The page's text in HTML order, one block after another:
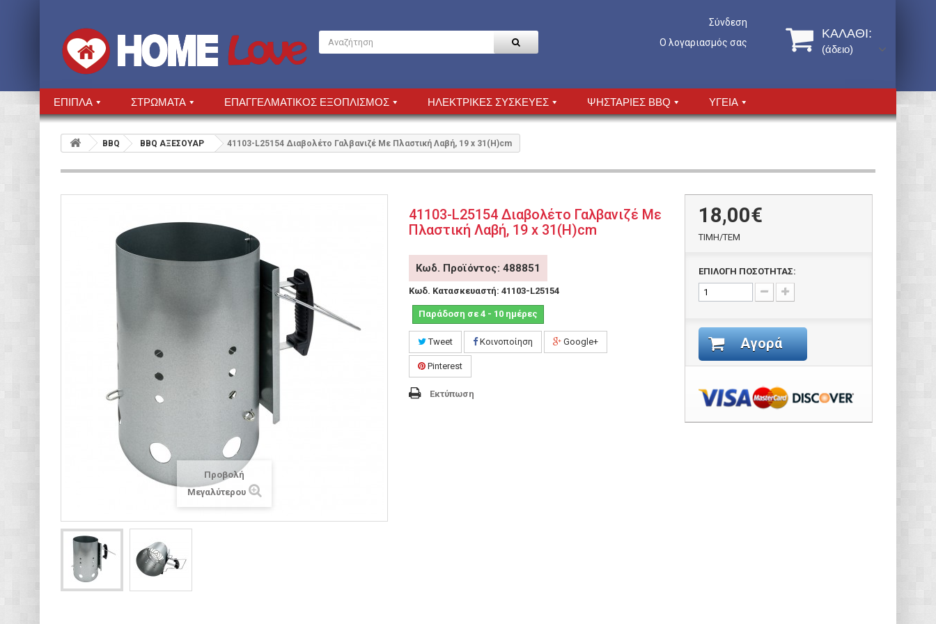
Σύνδεση
Ο λογαριασμός σας
ΚΑΛΆΘΙ:
(άδειο)
ΕΠΙΠΛΑ ΣΤΡΩΜΑΤΑ ΕΠΑΓΓΕΛΜΑΤΙΚΟΣ ΕΞΟΠΛΙΣΜΟΣ ΗΛΕΚΤΡΙΚΕΣ ΣΥΣΚΕΥΕΣ ΨΗΣΤΑΡΙΕΣ BBQ ΥΓΕΙΑ
BBQ BBQ ΑΞΕΣΟΥΑΡ 41103-L25154 Διαβολέτο Γαλβανιζέ Με Πλαστική Λαβή, 19 x 31(H)cm
Προβολή
Μεγαλύτερου
41103-L25154 Διαβολέτο Γαλβανιζέ Με
Πλαστική Λαβή, 19 x 31(H)cm
Κωδ. Προϊόντος: 488851
Κωδ. Κατασκευαστή: 41103-L25154
Παράδοση σε 4 - 10 ημέρες
Tweet Κοινοποίηση Google+
Pinterest
Εκτύπωση
18,00€
ΤΙΜH/ΤΕΜ
ΕΠΙΛΟΓΗ ΠΟΣΟΤΗΤΑΣ:
Αγορά